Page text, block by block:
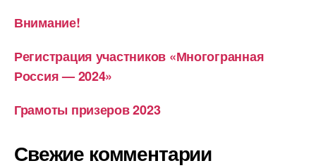
Внимание!
Регистрация участников «Многогранная
Россия — 2024»
Грамоты призеров 2023
Свежие комментарии